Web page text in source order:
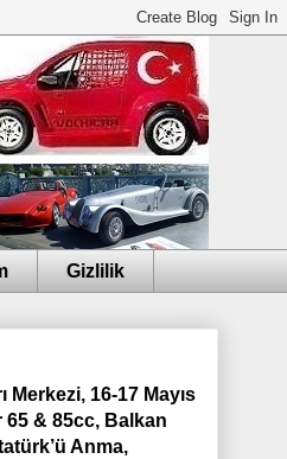
Gizlilik
16-17 Mayıs
& 85cc, Balkan
Anma,